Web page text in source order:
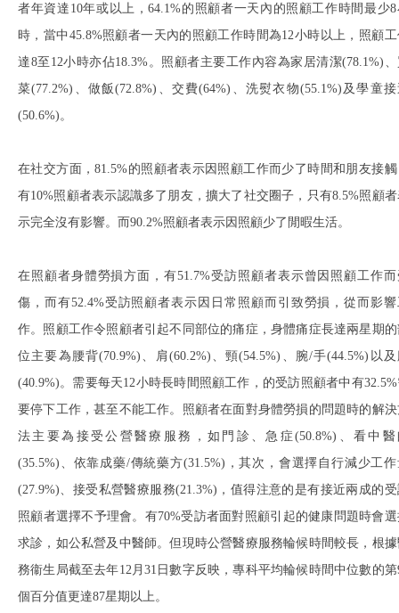
者年資達10年或以上，64.1%的照顧者一天內的照顧工作時間最少8
時，當中45.8%照顧者一天內的照顧工作時間為12小時以上，照顧
達8至12小時亦佔18.3%。照顧者主要工作內容為家居清潔(78.1%)
菜(77.2%)、做飯(72.8%)、交費(64%)、洗熨衣物(55.1%)及學童接
(50.6%)。
在社交方面，81.5%的照顧者表示因照顧工作而少了時間和朋友接
有10%照顧者表示認識多了朋友，擴大了社交圈子，只有8.5%照顧
示完全沒有影響。而90.2%照顧者表示因照顧少了閒暇生活。
在照顧者身體勞損方面，有51.7%受訪照顧者表示曾因照顧工作而
傷，而有52.4%受訪照顧者表示因日常照顧而引致勞損，從而影響
作。照顧工作令照顧者引起不同部位的痛症，身體痛症長達兩星期
位主要為腰背(70.9%)、肩(60.2%)、頸(54.5%)、腕/手(44.5%)以及
(40.9%)。需要每天12小時長時間照顧工作，的受訪照顧者中有
要停下工作，甚至不能工作。照顧者在面對身體勞損的問題時的解
法主要為接受公營醫療服務，如門診、急症(50.8%)、看中醫
(35.5%)、依靠成藥/傳統藥方(31.5%)，其次，會選擇自行減少工作
(27.9%)、接受私營醫療服務(21.3%)，值得注意的是有接近兩成的
照顧者選擇不予理會。有70%受訪者面對照顧引起的健康問題時會
求診，如公私營及中醫師。但現時公營醫療服務輪候時間較長，根
務衞生局截至去年12月31日數字反映，專科平均輪候時間中位數的第
個百分值更達87星期以上。